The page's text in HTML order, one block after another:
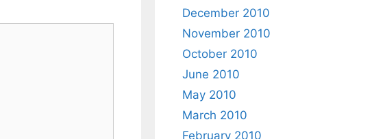
December 2010
November 2010
October 2010
June 2010
May 2010
March 2010
February 2010